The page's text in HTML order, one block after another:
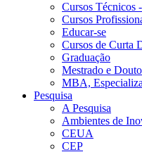
Cursos Técnicos
Cursos
Educar-se
Cursos de Curta
Graduação
Mestrado e
MBA,
Pesquisa
A Pesquisa
Ambientes de
CEUA
CEP